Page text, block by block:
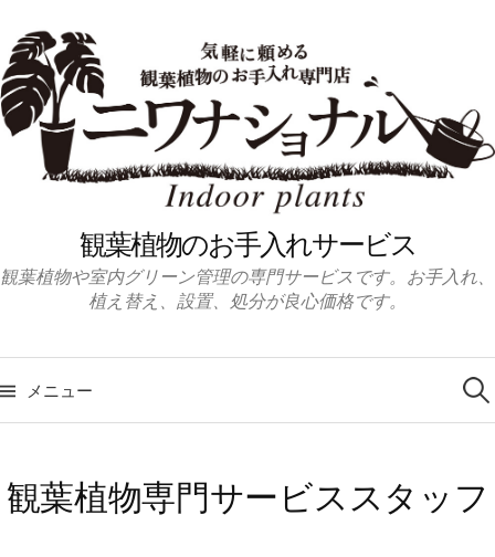
ン
テ
ン
ツ
プ
観葉植物のお手入れサービス
観葉植物や室内グリーン管理の専門サービスです。お手入れ、
植え替え、設置、処分が良心価格です。
メニュー
検
索:
観葉植物専門サービススタッフ